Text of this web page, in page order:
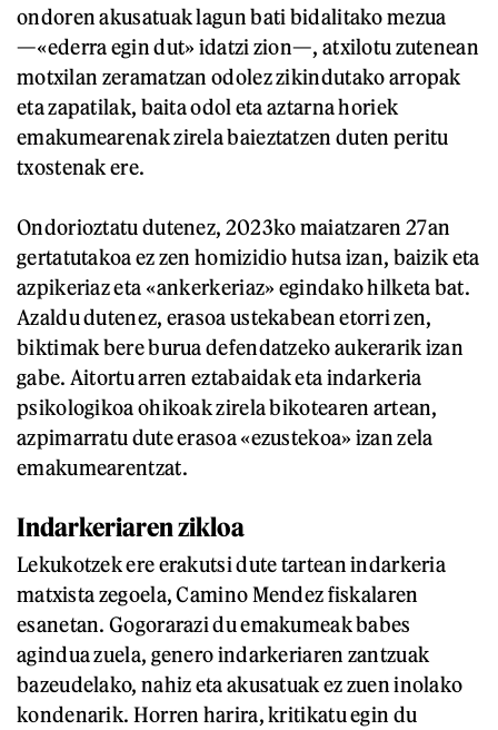
ondoren akusatuak lagun bati bidalitako mezua
—«ederra egin dut» idatzi zion—, atxilotu zutenean
motxilan zeramatzan odolez zikindutako arropak
eta zapatilak, baita odol eta aztarna horiek
emakumearenak zirela baieztatzen duten peritu
txostenak ere.
Ondorioztatu dutenez, 2023ko maiatzaren 27an
gertatutakoa ez zen homizidio hutsa izan, baizik eta
azpikeriaz eta «ankerkeriaz» egindako hilketa bat.
Azaldu dutenez, erasoa ustekabean etorri zen,
biktimak bere burua defendatzeko aukerarik izan
gabe. Aitortu arren eztabaidak eta indarkeria
psikologikoa ohikoak zirela bikotearen artean,
azpimarratu dute erasoa «ezustekoa» izan zela
emakumearentzat.
Indarkeriaren zikloa
Lekukotzek ere erakutsi dute tartean indarkeria
matxista zegoela, Camino Mendez fiskalaren
esanetan. Gogorarazi du emakumeak babes
agindua zuela, genero indarkeriaren zantzuak
bazeudelako, nahiz eta akusatuak ez zuen inolako
kondenarik. Horren harira, kritikatu egin du